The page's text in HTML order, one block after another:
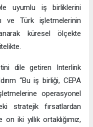
uyumlu iş birliklerini
ve Türk işletmelerinin
küresel ölçekte
dile getiren Interlink
“Bu iş birliği, CEPA
operasyonel
stratejik fırsatlardan
iki yıllık ortaklığımız,